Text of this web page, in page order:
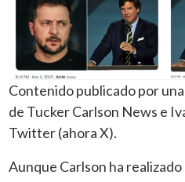
Contenido publicado por
de Tucker Carlson News e
Twitter (ahora X).
Aunque Carlson ha